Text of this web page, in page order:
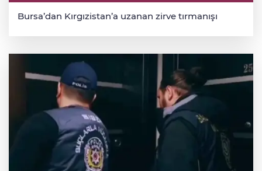
Bursa’dan Kırgızistan’a uzanan zirve tırmanışı